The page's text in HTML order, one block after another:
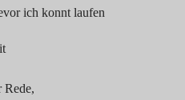
ich konnt laufen
Rede,